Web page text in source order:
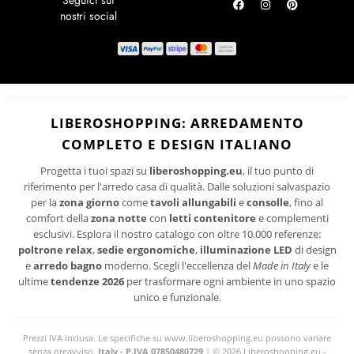
RICHIEDI UN RESO
novità per la tua casa.
I suoi dati personali verranno trattati per le finalità connesse all'invio delle
Per maggiori informazioni sul trattamento dei dati personali consultare laPRIVACY
del sito.
LIBEROSHOPPING: ARREDAMENTO
COMPLETO E DESIGN ITALIANO
Progetta i tuoi spazi su liberoshopping.eu, il tuo punto di
riferimento per l'arredo casa di qualità. Dalle soluzioni salvaspazio
per lazona giornocometavoli allungabili econsolle, fino al
comfort dellazona notte con letti contenitore e complementi
esclusivi. Esplora il nostro catalogo con oltre 10.000 referenze:
poltrone relax,sedie ergonomiche, illuminazione LED di design
earredo bagno moderno. Scegli l'eccellenza delMade in Italye le
ultimetendenze 2026 per trasformare ogni ambiente in uno spazio
unico e funzionale.
Prezzi IVA inclusa. Le specifiche su www.liberoshopping.eu possono variare
senza preavviso. Italy - P.IVA 07850480729| © 2026 Liberoshopping.eu -